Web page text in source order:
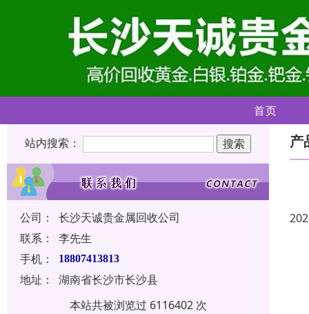
首页
站内搜索：
公司：
长沙天诚贵金属回收公司
联系：
李先生
手机：
18807413813
地址：
湖南省长沙市长沙县
本站共被浏览过 6116402 次
产